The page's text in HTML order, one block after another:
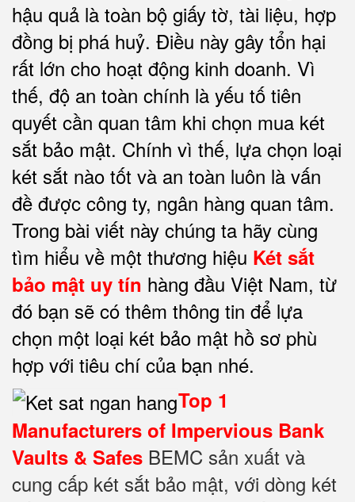
hậu quả là toàn bộ giấy tờ, tài liệu, hợp
đồng bị phá huỷ. Điều này gây tổn hại
rất lớn cho hoạt động kinh doanh. Vì
thế, độ an toàn chính là yếu tố tiên
quyết cần quan tâm khi chọn mua két
sắt bảo mật. Chính vì thế, lựa chọn loại
két sắt nào tốt và an toàn luôn là vấn
đề được công ty, ngân hàng quan tâm.
Trong bài viết này chúng ta hãy cùng
tìm hiểu về một thương hiệu Két sắt
bảo mật uy tín hàng đầu Việt Nam, từ
đó bạn sẽ có thêm thông tin để lựa
chọn một loại két bảo mật hồ sơ phù
hợp với tiêu chí của bạn nhé.
Top 1
Manufacturers of Impervious Bank
Vaults & Safes BEMC sản xuất và
cung cấp két sắt bảo mật, với dòng két